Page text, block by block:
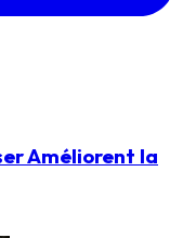
Améliorent la